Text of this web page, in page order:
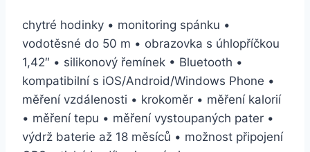
R805BREEBAA)
chytré hodinky • monitoring spánku •
vodotěsné do 50 m • obrazovka s úhlopříčkou
1,42″ • silikonový řemínek • Bluetooth •
kompatibilní s iOS/Android/Windows Phone •
měření vzdálenosti • krokoměr • měření kalorií
• měření tepu • měření vystoupaných pater •
výdrž baterie až 18 měsíců • možnost připojení